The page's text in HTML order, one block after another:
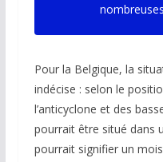
Pour la Belgique, la
indécise : selon le
l’anticyclone et des
pourrait être situé dans
pourrait signifier un